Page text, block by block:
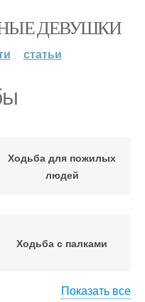
ДЕВУШКИ
статьи
Ходьба для пожилых
людей
Ходьба с палками
Показать все